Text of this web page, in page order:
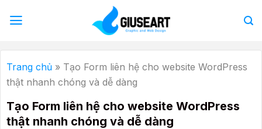
qua
dung
Trang chủ » Tạo Form liên hệ cho website WordPress
thật nhanh chóng và dễ dàng
Tạo Form liên hệ cho website WordPress
thật nhanh chóng và dễ dàng